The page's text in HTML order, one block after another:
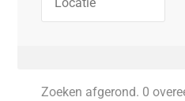
Zoeken afgerond. 0